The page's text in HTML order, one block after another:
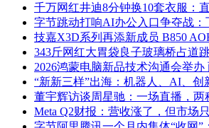
千万网红井迪8分钟换10套衣服：
字节跳动打响AI办公入口争夺战
技嘉X3D系列再添新成员 B850
343斤网红大胃袋良子玻璃桥占道
2026鸿蒙电脑新品技术沟通会举
“新新三样”出海：机器人、AI、
董宇辉访谈周星驰：一场直播，两
Meta Q2财报：营收涨了，但市场